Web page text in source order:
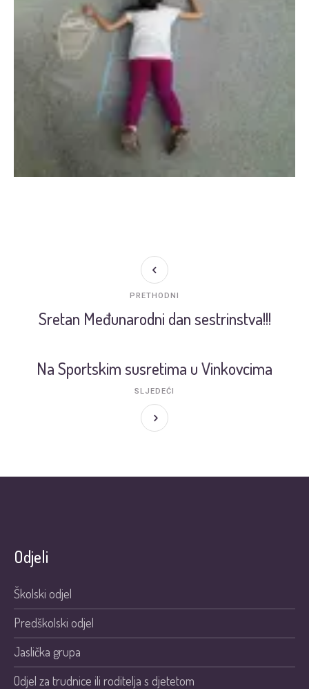
Sretan Međunarodni dan sestrinstva!!!
PRETHODNI
Na Sportskim susretima u Vinkovcima
SLJEDEĆI
Odjeli
Školski odjel
Predškolski odjel
Jaslička grupa
Odjel za trudnice ili roditelja s djetetom